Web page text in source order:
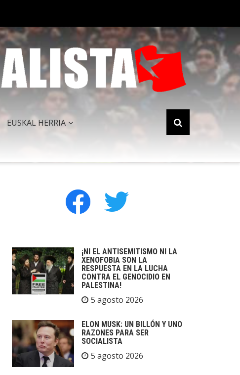
EUSKAL HERRIA
facebook twitter
¡NI EL ANTISEMITISMO NI LA
XENOFOBIA SON LA
RESPUESTA EN LA LUCHA
CONTRA EL GENOCIDIO EN
PALESTINA!
5 agosto 2026
ELON MUSK: UN BILLÓN Y UNO
RAZONES PARA SER
SOCIALISTA
5 agosto 2026